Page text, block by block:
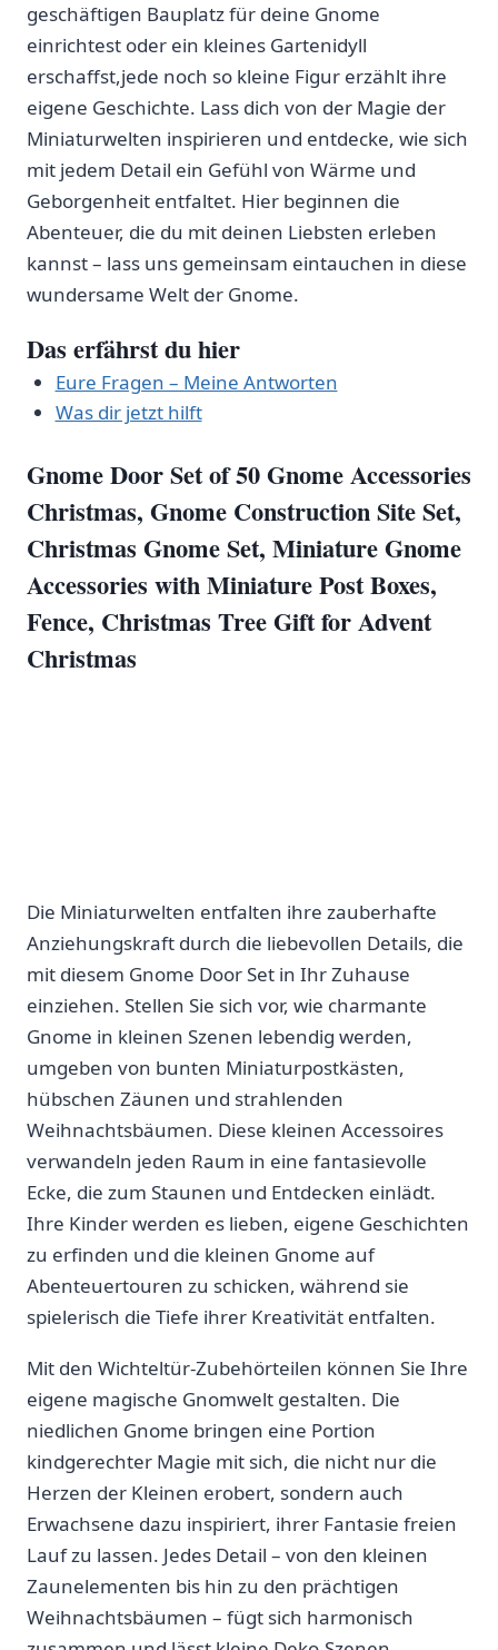
geschäftigen Bauplatz für deine Gnome
einrichtest oder⁤ ein⁣ kleines ⁢Gartenidyll
erschaffst,jede noch so kleine Figur erzählt ihre
‍eigene ⁣Geschichte. Lass dich von⁣ der Magie der⁤
Miniaturwelten inspirieren und entdecke, wie sich
mit jedem Detail ein Gefühl ⁤von Wärme und
Geborgenheit⁢ entfaltet.⁤ Hier beginnen die
Abenteuer, die ⁣du mit deinen⁣ Liebsten erleben
kannst – lass uns gemeinsam eintauchen in diese
wundersame Welt ‍der Gnome.
Das erfährst du hier
Eure Fragen – Meine Antworten
Was dir jetzt hilft
Gnome Door Setof⁢ 50Gnome Accessories
Christmas, Gnome Construction Site‌ Set,
Christmas Gnome Set, Miniature Gnome
Accessories with‌ Miniature Post Boxes,
Fence, Christmas Tree⁤ Gift for Advent
Christmas
Die ⁤Miniaturwelten entfalten ihre zauberhafte
Anziehungskraft​ durch ⁤die liebevollen Details, die
mit diesem Gnome Door Set ⁣in Ihr Zuhause
einziehen. Stellen Sie sich vor, wie charmante⁤
Gnome ⁢in kleinen Szenen ‌lebendig werden,
umgeben ​von bunten Miniaturpostkästen,⁢
hübschen ⁤Zäunen und strahlenden
Weihnachtsbäumen. Diese kleinen Accessoires
verwandeln jeden Raum​ in‌ eine fantasievolle
Ecke,‍ die zum Staunen und Entdecken einlädt.⁢
Ihre ​Kinder werden es lieben, eigene Geschichten
zu erfinden und⁤ die kleinen Gnome auf
Abenteuertouren zu schicken, während sie ​
spielerisch die Tiefe ihrer Kreativität‌ entfalten.
Mit den Wichteltür-Zubehörteilen können Sie Ihre
eigene magische Gnomwelt gestalten. Die
niedlichen ⁣Gnome ‍bringen eine Portion
kindgerechter Magie‍ mit sich, die nicht nur ⁢die
Herzen der Kleinen erobert, sondern auch
Erwachsene⁢ dazu inspiriert, ihrer⁢ Fantasie ​freien
Lauf zu lassen. Jedes Detail‍ – von den kleinen
Zaunelementen bis hin zu den ‌prächtigen
Weihnachtsbäumen – fügt sich harmonisch